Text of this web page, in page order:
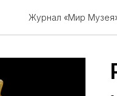
Журнал «Мир